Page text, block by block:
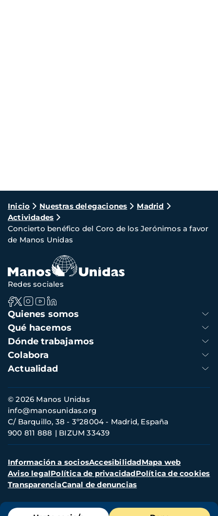
Ruta
de
navegación
Inicio Nuestras delegaciones
Madrid
Actividades
Concierto benéfico del Coro de los Jerónimos a favor
de Manos Unidas
Menú
Navegación
principal
Quienes somos
Qué hacemos
Dónde trabajamos
Colabora
Actualidad
Redes sociales
Información
de
contacto
© 2026 Manos Unidas
C/ Barquillo, 38 - 3º28004 - Madrid, España
900 811 888
BIZUM 33439
info@manosunidas.org
Menú
secundario
Información a sociosAccesibilidadMapa web
Aviso legalPolítica de privacidadPolítica de cookies
TransparenciaCanal de denuncias